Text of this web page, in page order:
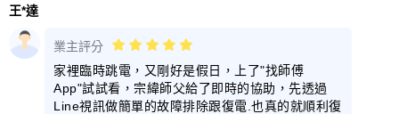
王*達
業主評分
家裡臨時跳電，又剛好是假日，上了"找師傅
App"試試看，宗緯師父給了即時的協助，先透過
Line視訊做簡單的故障排除跟復電.也真的就順利復